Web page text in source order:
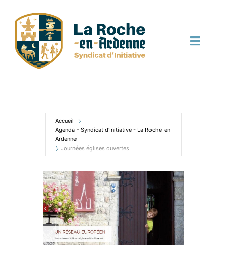
contenu
Toggle
Terroir et local
Accueil
Agenda - Syndicat d'Initiative - La Roche-en-
Ardenne
Journées églises ouvertes